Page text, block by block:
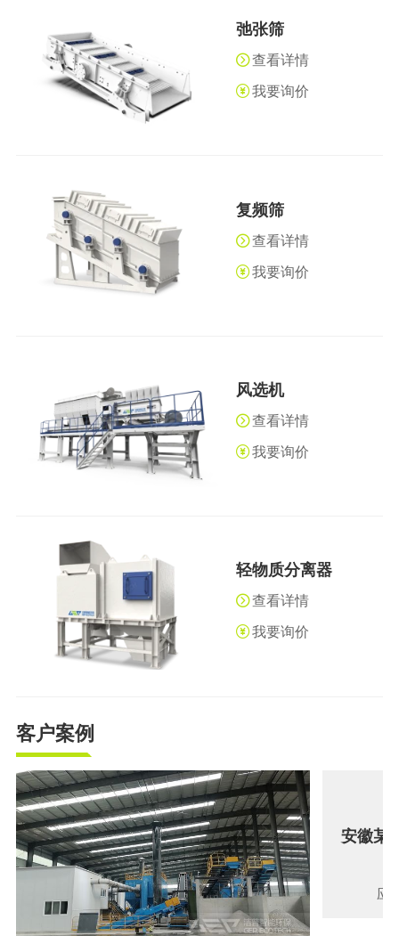
弛张筛
查看详情
我要询价
复频筛
查看详情
我要询价
风选机
查看详情
我要询价
轻物质分离器
查看详情
我要询价
客户案例
安徽某
应